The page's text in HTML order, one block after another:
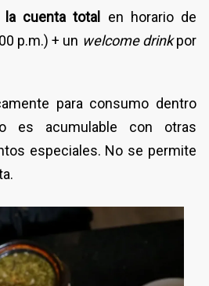
la cuenta total
en horario de
p.m.) + un welcome drinkpor
para consumo dentro
es acumulable con otras
especiales. No se permite